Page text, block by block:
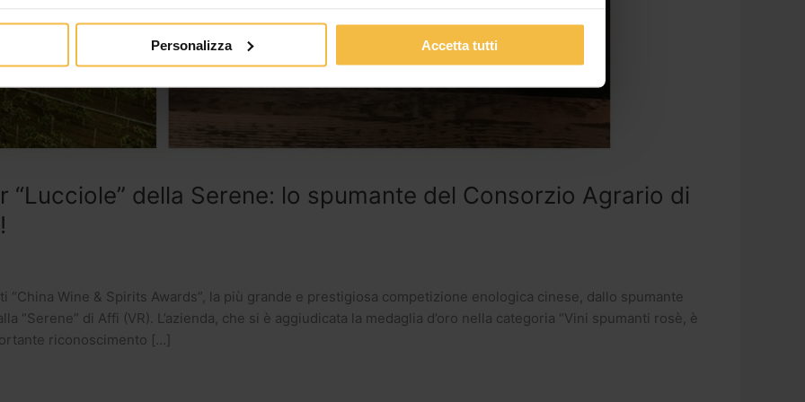
Personalizza Accetta tutti
“Lucciole” della Serene: lo spumante del Consorzio Agrario di
“China Wine & Spirits Awards”, la più grande e prestigiosa competizione enologica cinese, dallo spumante
“Serene” di Affi (VR). L’azienda, che si è aggiudicata la medaglia d’oro nella categoria “Vini spumanti rosè, è
riconoscimento […]